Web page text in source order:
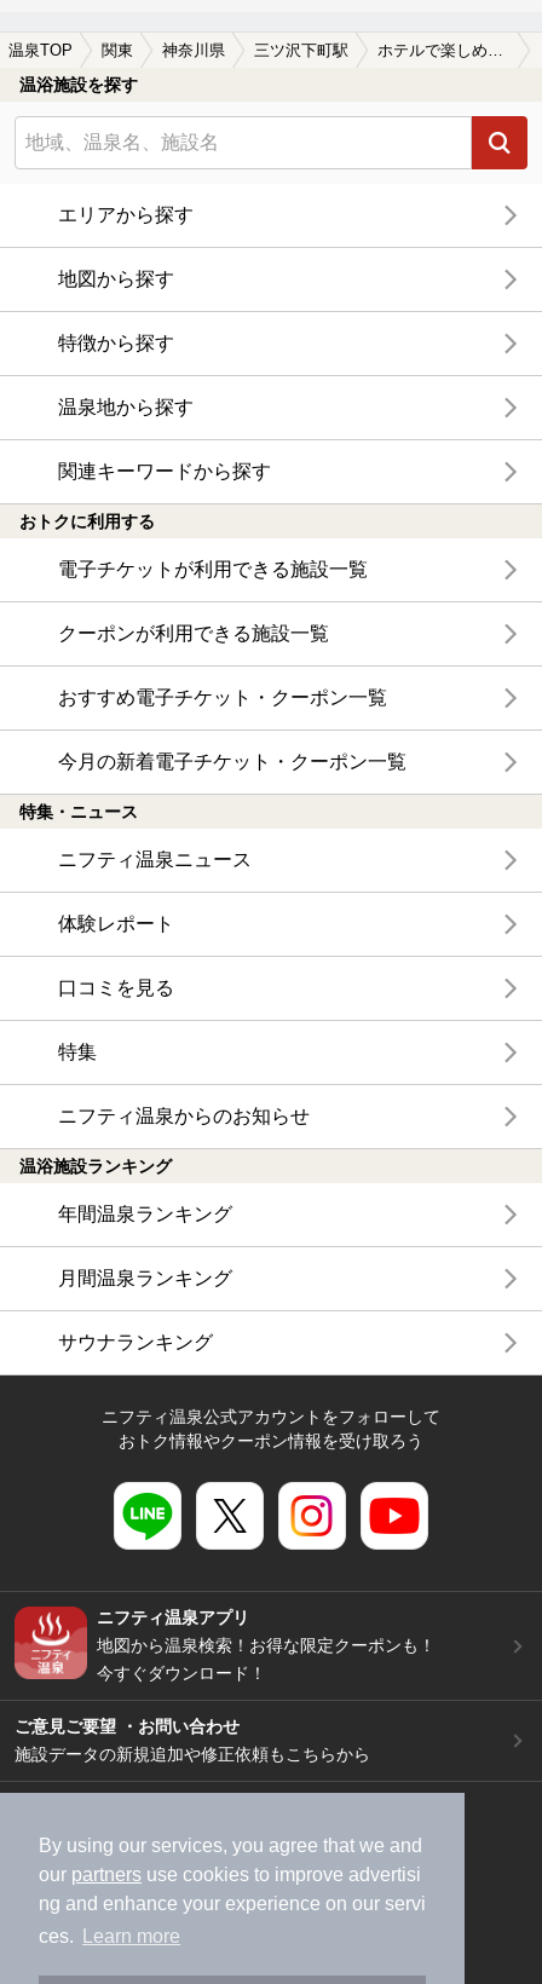
By using our services, you agree that we and
our partners use cookies to improve advertisi
ng and enhance your experience on our servi
ces.
Learn more
温泉TOP 関東 神奈川県 三ツ沢下町駅 ホテルで楽しめる三ツ沢下町駅近くの温泉、日帰り温泉、スーパー銭湯おすすめ
温浴施設を探す
エリアから探す
地図から探す
特徴から探す
温泉地から探す
関連キーワードから探す
おトクに利用する
電子チケットが利用できる施設一覧
クーポンが利用できる施設一覧
おすすめ電子チケット・クーポン一覧
今月の新着電子チケット・クーポン一覧
特集・ニュース
ニフティ温泉ニュース
体験レポート
口コミを見る
特集
ニフティ温泉からのお知らせ
温浴施設ランキング
年間温泉ランキング
月間温泉ランキング
サウナランキング
ニフティ温泉公式アカウントをフォローして
おトク情報やクーポン情報を受け取ろう
ニフティ温泉アプリ
地図から温泉検索！お得な限定クーポンも！
今すぐダウンロード！
ご意見ご要望 ・お問い合わせ
施設データの新規追加や修正依頼もこちらから
加盟店募集（資料請求）
広告出稿のご案内
利用規約
ライフスタイルMEMBERS+規約
特定商取引法に基づく表記
ヘルプ
採用情報
運営会社